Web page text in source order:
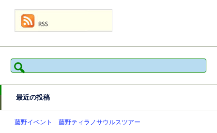
検
索:
最近の投稿
藤野イベント 藤野ティラノサウルスツアー